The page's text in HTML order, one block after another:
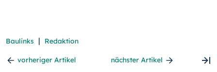
Baulinks | Redaktion
vorheriger Artikel nächster Artikel